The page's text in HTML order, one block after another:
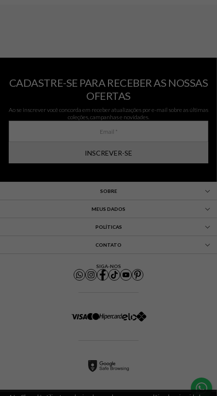
CADASTRE-SE PARA RECEBER AS NOSSAS
OFERTAS
Ao se inscrever você concorda em receber atualizações por e-mail sobre as últimas
coleções, campanhas e novidades.
INSCREVER-SE
SOBRE
MEUS DADOS
POLÍTICAS
CONTATO
SIGA-NOS